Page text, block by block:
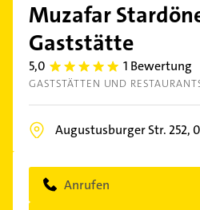
Muzafar
Gaststätte
5,0 5.0 1 Bewertung
GASTSTÄTTEN UND
Augustusburger Str. 252,
Anrufen